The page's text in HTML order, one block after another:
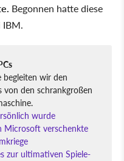
Begonnen hatte diese
begleiten wir den
von den schrankgroßen
wurde
Microsoft verschenkte
zur ultimativen Spiele-